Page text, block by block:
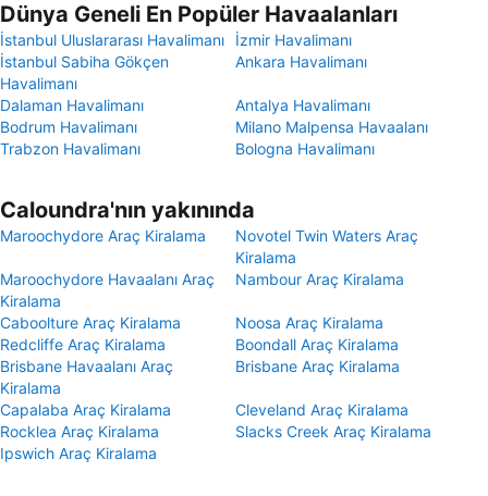
Dünya Geneli En Popüler Havaalanları
İstanbul Uluslararası Havalimanı
İzmir Havalimanı
İstanbul Sabiha Gökçen
Havalimanı
Ankara Havalimanı
Dalaman Havalimanı
Antalya Havalimanı
Bodrum Havalimanı
Milano Malpensa Havaalanı
Trabzon Havalimanı
Bologna Havalimanı
Caloundra'nın yakınında
Maroochydore Araç Kiralama
Novotel Twin Waters Araç
Kiralama
Maroochydore Havaalanı Araç
Kiralama
Nambour Araç Kiralama
Caboolture Araç Kiralama
Noosa Araç Kiralama
Redcliffe Araç Kiralama
Boondall Araç Kiralama
Brisbane Havaalanı Araç
Kiralama
Brisbane Araç Kiralama
Capalaba Araç Kiralama
Cleveland Araç Kiralama
Rocklea Araç Kiralama
Slacks Creek Araç Kiralama
Ipswich Araç Kiralama